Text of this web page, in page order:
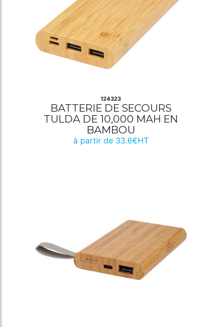
124323
BATTERIE DE SECOURS
TULDA DE 10,000 MAH EN
BAMBOU
à partir de 33.6€HT